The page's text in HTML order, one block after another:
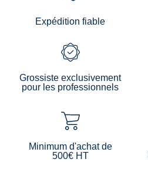
Expédition fiable
Grossiste exclusivement
pour les professionnels
Minimum d'achat de
500€ HT